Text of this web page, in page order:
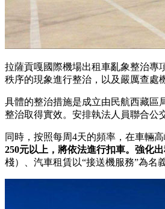
拉薩貢嘎國際機場出租車亂象整治專
秩序的現象進行整治，以及嚴厲查處
具體的整治措施是成立由民航西藏區
整治取得實效。安排執法人員聯合公
同時，按照每周4天的頻率，在車輛
250元以上，將依法進行扣車。強化
棧）、汽車租賃以“接送機服務”為名